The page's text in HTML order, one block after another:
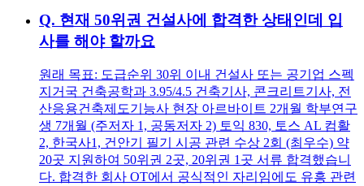
Q. 현재 50위권 건설사에 합격한 상태인데 입
사를 해야 할까요
원래 목표: 도급순위 30위 이내 건설사 또는 공기업 스펙
지거국 건축공학과 3.95/4.5 건축기사, 콘크리트기사, 전
산응용건축제도기능사 현장 아르바이트 2개월 학부연구
생 7개월 (주저자 1, 공동저자 2) 토익 830, 토스 AL 컴활
2, 한국사1, 건안기 필기 시공 관련 수상 2회 (최우수) 약
20곳 지원하여 50위권 2곳, 20위권 1곳 서류 합격했습니
다. 합격한 회사 OT에서 공식적인 자리임에도 유흥 관련